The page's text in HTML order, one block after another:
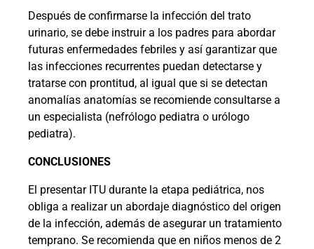
Después de confirmarse la infección del trato
urinario, se debe instruir a los padres para abordar
futuras enfermedades febriles y así garantizar que
las infecciones recurrentes puedan detectarse y
tratarse con prontitud, al igual que si se detectan
anomalías anatomías se recomiende consultarse a
un especialista (nefrólogo pediatra o urólogo
pediatra).
CONCLUSIONES
El presentar ITU durante la etapa pediátrica, nos
obliga a realizar un abordaje diagnóstico del origen
de la infección, además de asegurar un tratamiento
temprano. Se recomienda que en niños menos de 2